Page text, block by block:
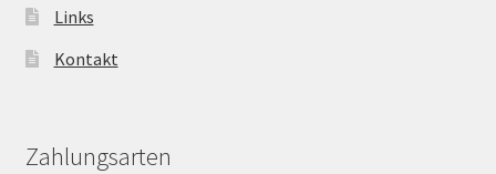
Links
Kontakt
Zahlungsarten